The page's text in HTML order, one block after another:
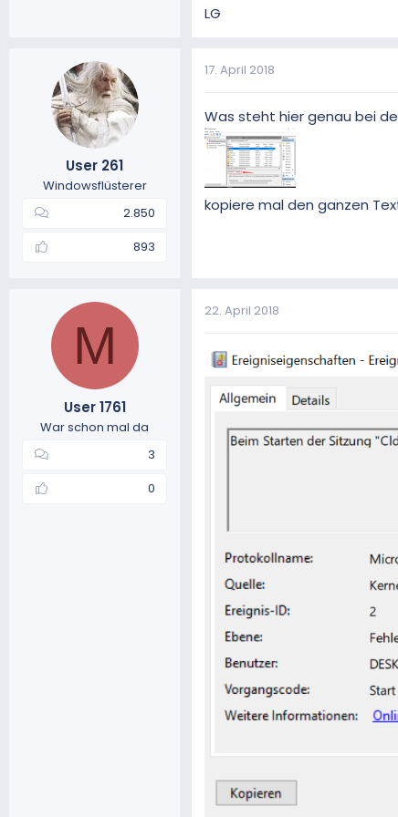
LG
User 261
Windowsflüsterer
2.850
893
17. April 2018
Was steht hier genau bei
kopiere mal den ganzen
M
User 1761
War schon mal da
3
0
22. April 2018